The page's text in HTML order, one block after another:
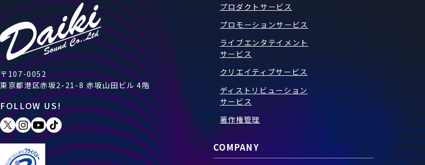
〒107-0052
東京都港区赤坂2-21-8 赤坂山田ビル 4階
FOLLOW US!
プロダクトサービス
プロモーションサービス
ライブエンタテイメント
サービス
クリエイティブサービス
ディストリビューション
サービス
著作権管理
COMPANY